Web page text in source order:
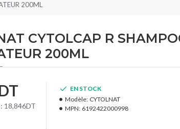
200ML
CYTOLCAP R
200ML
18,846DT
EN STOCK
Modèle: CYTOLNAT
MPN: 6192422000998